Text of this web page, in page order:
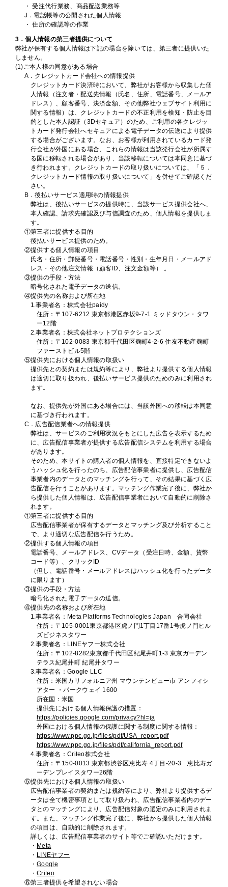
・ 受注代行業務、商品配送業務等
J．電話帳等の公開された個人情報
・ 住所の確認等の作業
3．個人情報の第三者提供について
弊社が保有する個人情報は下記の場合を除いては、第三者に提供いた
しません。
(1)ご本人様の同意がある場合
A．クレジットカード会社への情報提供
クレジットカード決済時において、弊社がお客様から収集した個
人情報（注文者・配送先情報（氏名、住所、電話番号、メールア
ドレス）、顧客番号、決済金額、その他弊社ウェブサイト利用に
関する情報）は、クレジットカードの不正利用を検知・防止を目
的とした本人認証（3Dセキュア）のため、ご利用の各クレジッ
トカード発行会社へセキュアによる電子データの伝送により提供
する場合がございます。なお、お客様が利用されているカード発
行会社が外国にある場合、これらの情報は当該発行会社が所属す
る国に移転される場合があり、当該移転については本同意に基づ
き行われます。クレジットカードの取り扱いについては、「５．
クレジットカード情報の取り扱いについて」を併せてご確認くだ
さい。
B．後払いサービス適用時の情報提供
弊社は、後払いサービスの提供時に、当該サービス提供会社へ、
本人確認、請求先確認及び与信調査のため、個人情報を提供しま
す。
①第三者に提供する目的
後払いサービス提供のため。
②提供する個人情報の項目
氏名・住所・郵便番号・電話番号・性別・生年月日・メールアド
レス・その他注文情報（顧客ID、注文金額等） 。
③提供の手段・方法
暗号化された電子データの送信。
④提供先の名称および所在地
1.事業者名：株式会社paidy
住所：〒107-6212 東京都港区赤坂9-7-1 ミッドタウン・タワ
ー12階
2.事業者名：株式会社ネットプロテクションズ
住所：〒102-0083 東京都千代田区麹町4-2-6 住友不動産麹町
ファーストビル5階
⑤提供先における個人情報の取扱い
提供先との契約または規約等により、弊社より提供する個人情報
は適切に取り扱われ、後払いサービス提供のためのみに利用され
ます。
なお、提供先が外国にある場合には、当該外国への移転は本同意
に基づき行われます。
C．広告配信業者への情報提供
弊社は、サービスのご利用状況をもとにした広告を表示するため
に、広告配信事業者が提供する広告配信システムを利用する場合
があります。
そのため、本サイトの購入者の個人情報を、直接特定できないよ
うハッシュ化を行ったのち、広告配信事業者に提供し、広告配信
事業者内のデータとのマッチングを行って、その結果に基づく広
告配信を行うことがあります。マッチング作業完了後に、弊社か
ら提供した個人情報は、広告配信事業者において自動的に削除さ
れます。
①第三者に提供する目的
広告配信事業者が保有するデータとマッチング及び分析すること
で、より適切な広告配信を行うため。
②提供する個人情報の項目
電話番号、メールアドレス、CVデータ（受注日時、金額、貨幣
コード等）、クリックID
（但し、電話番号・メールアドレスはハッシュ化を行ったデータ
に限ります）
③提供の手段・方法
暗号化された電子データの送信。
④提供先の名称および所在地
1.事業者名：Meta Platforms Technologies Japan 合同会社
住所：〒105-0001東京都港区虎ノ門1丁目17番1号虎ノ門ヒル
ズビジネスタワー
2.事業者名：LINEヤフー株式会社
住所：〒102-8282東京都千代田区紀尾井町1-3 東京ガーデン
テラス紀尾井町 紀尾井タワー
3.事業者名：Google LLC
住所：米国カリフォルニア州 マウンテンビュー市 アンフィシ
アター ・パークウェイ 1600
所在国：米国
提供先における個人情報保護の措置：
https://policies.google.com/privacy?hl=ja
外国における個人情報の保護に関する制度に関する情報：
https://www.ppc.go.jp/files/pdf/USA_report.pdf
https://www.ppc.go.jp/files/pdf/california_report.pdf
4.事業者名：Criteo株式会社
住所：〒150-0013 東京都渋谷区恵比寿 4丁目-20-3 恵比寿ガ
ーデンプレイスタワー26階
⑤提供先における個人情報の取扱い
広告配信事業者の契約または規約等により、弊社より提供するデ
ータは全て機密事項として取り扱われ、広告配信事業者内のデー
タとのマッチングにより、広告配信対象の選定のみに利用されま
す。また、マッチング作業完了後に、弊社から提供した個人情報
の項目は、自動的に削除されます。
詳しくは、広告配信事業者のサイト等でご確認いただけます。
・ Meta
・ LINEヤフー
・Google
・Criteo
⑥第三者提供を希望されない場合